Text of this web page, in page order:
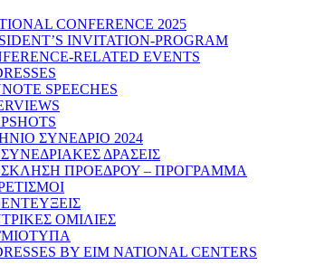
CONFERENCE 2025
INVITATION-PROGRAM
RELATED EVENTS
SPEECHES
ΣΥΝΕΔΡΙΟ 2024
ΔΡΑΣΕΙΣ
ΠΡΟΕΔΡΟΥ – ΠΡΟΓΡΑΜΜΑ
ΟΜΙΛΙΕΣ
BY EIM NATIONAL CENTERS